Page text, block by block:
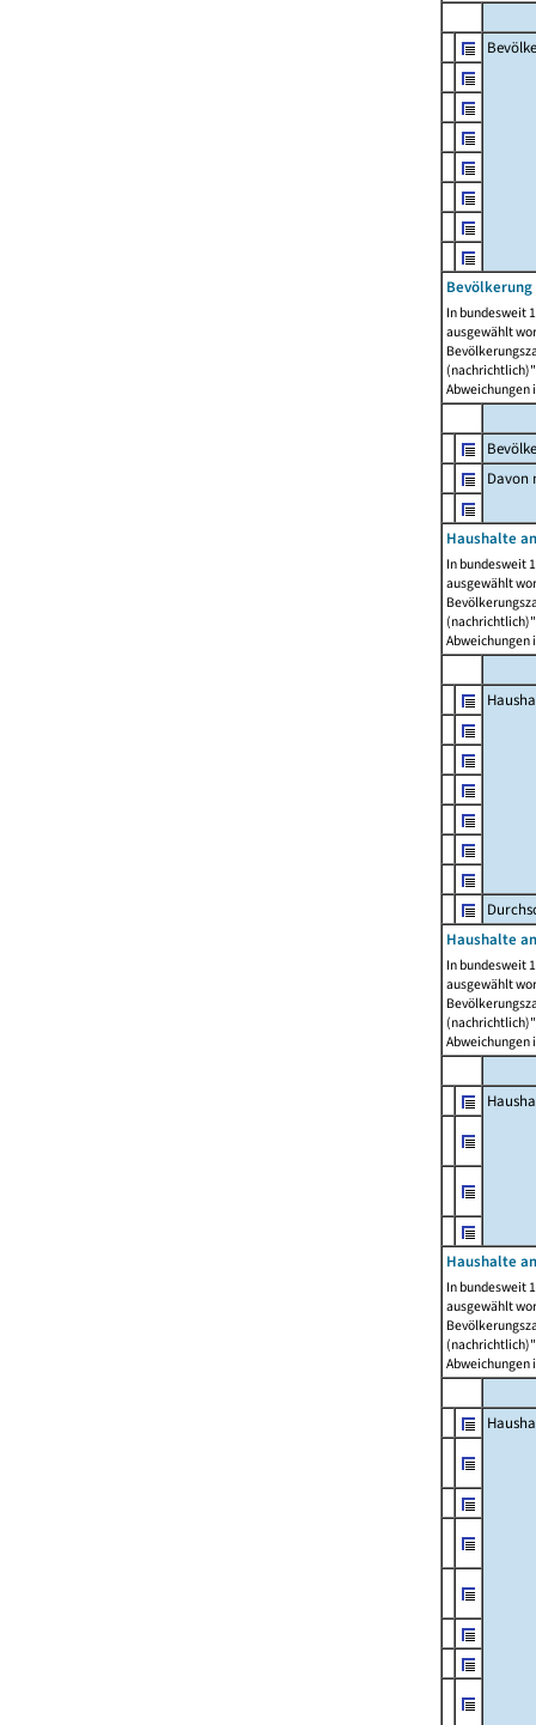
In bundesweit
ausgewählt
Abweichungen
Davon
Haushalte
In bundesweit
ausgewählt
Abweichungen
Haushalte
In bundesweit
ausgewählt
Abweichungen
Haushalte
In bundesweit
ausgewählt
Abweichungen